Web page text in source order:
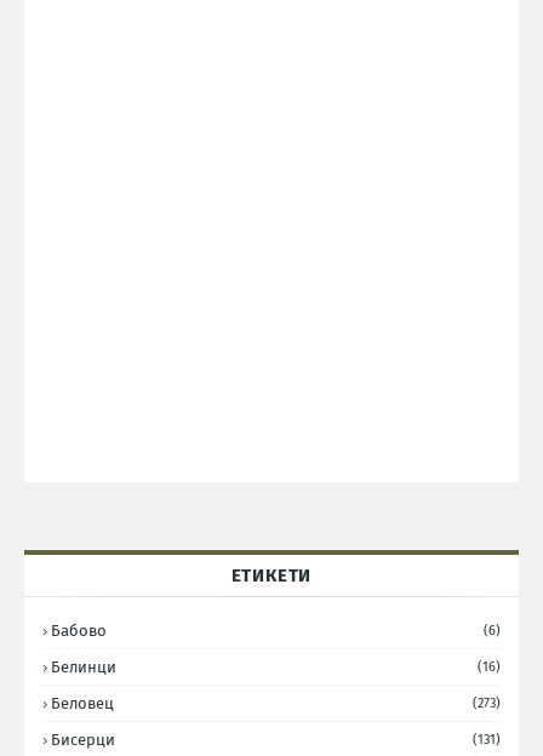
ЕТИКЕТИ
Бабово (6)
Белинци (16)
Беловец (273)
Бисерци (131)